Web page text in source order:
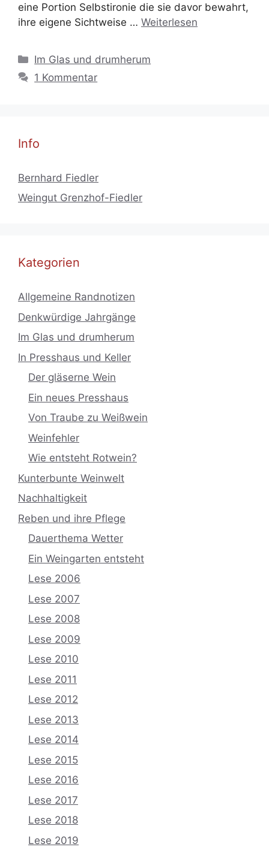
eine Portion Selbstironie die sie davor bewahrt,
ihre eigene Sichtweise … Weiterlesen
Kategorien
Im Glas und drumherum
1 Kommentar
Info
Bernhard Fiedler
Weingut Grenzhof-Fiedler
Kategorien
Allgemeine Randnotizen
Denkwürdige Jahrgänge
Im Glas und drumherum
In Presshaus und Keller
Der gläserne Wein
Ein neues Presshaus
Von Traube zu Weißwein
Weinfehler
Wie entsteht Rotwein?
Kunterbunte Weinwelt
Nachhaltigkeit
Reben und ihre Pflege
Dauerthema Wetter
Ein Weingarten entsteht
Lese 2006
Lese 2007
Lese 2008
Lese 2009
Lese 2010
Lese 2011
Lese 2012
Lese 2013
Lese 2014
Lese 2015
Lese 2016
Lese 2017
Lese 2018
Lese 2019